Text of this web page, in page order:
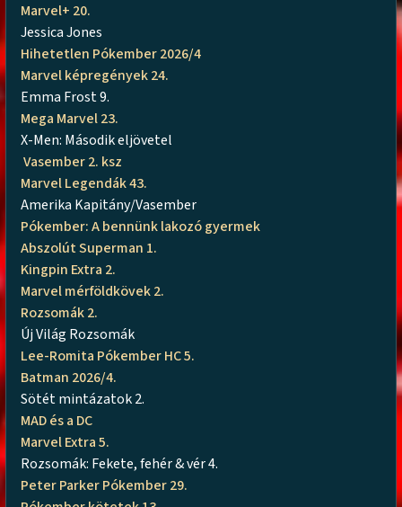
Marvel+ 20.
Jessica Jones
Hihetetlen Pókember 2026/4
Marvel képregények 24.
Emma Frost 9.
Mega Marvel 23.
X-Men: Második eljövetel
Vasember 2. ksz
Marvel Legendák 43.
Amerika Kapitány/Vasember
Pókember: A bennünk lakozó gyermek
Abszolút Superman 1.
Kingpin Extra 2.
Marvel mérföldkövek 2.
Rozsomák 2.
Új Világ Rozsomák
Lee-Romita Pókember HC 5.
Batman 2026/4.
Sötét mintázatok 2.
MAD és a DC
Marvel Extra 5.
Rozsomák: Fekete, fehér & vér 4.
Peter Parker Pókember 29.